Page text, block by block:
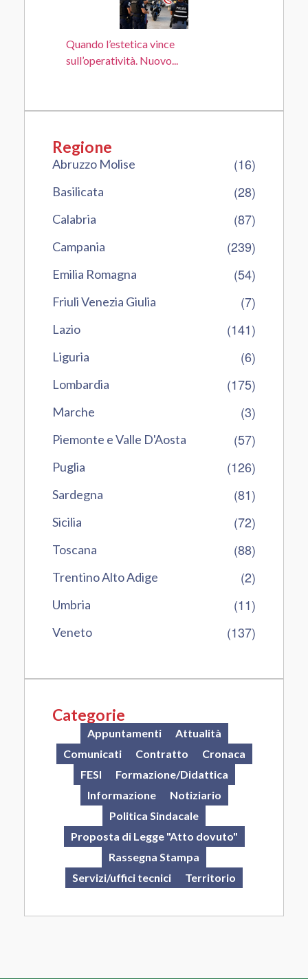
Quando l’estetica vince
sull’operatività. Nuovo...
Regione
Abruzzo Molise (16)
Basilicata (28)
Calabria (87)
Campania (239)
Emilia Romagna (54)
Friuli Venezia Giulia (7)
Lazio (141)
Liguria (6)
Lombardia (175)
Marche (3)
Piemonte e Valle D'Aosta (57)
Puglia (126)
Sardegna (81)
Sicilia (72)
Toscana (88)
Trentino Alto Adige (2)
Umbria (11)
Veneto (137)
Categorie
Appuntamenti
Attualità
Comunicati
Contratto
Cronaca
FESI
Formazione/Didattica
Informazione
Notiziario
Politica Sindacale
Proposta di Legge "Atto dovuto"
Rassegna Stampa
Servizi/uffici tecnici
Territorio